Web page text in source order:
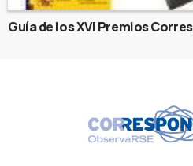
Guía de los XVI Premios